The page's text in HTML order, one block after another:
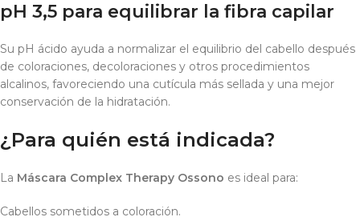
pH 3,5 para equilibrar la fibra capilar
Su pH ácido ayuda a normalizar el equilibrio del cabello después
de coloraciones, decoloraciones y otros procedimientos
alcalinos, favoreciendo una cutícula más sellada y una mejor
conservación de la hidratación.
¿Para quién está indicada?
La Máscara Complex Therapy Ossono es ideal para:
Cabellos sometidos a coloración.